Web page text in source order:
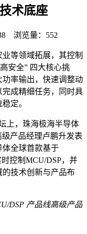
术底座
浏览量： 552
等领域拓展，其控制
安全” 四大核心挑
率输出，快速调整动
成精细任务，同时具
定。
上，珠海极海半导体
产品经理卢鹏升发表
体全球首款基于
控制MCU/DSP，并
技术创新与产品布
DSP 产品线高级产品